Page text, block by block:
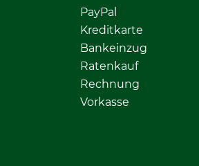
PayPal
Kreditkarte
Bankeinzug
Ratenkauf
Rechnung
Vorkasse